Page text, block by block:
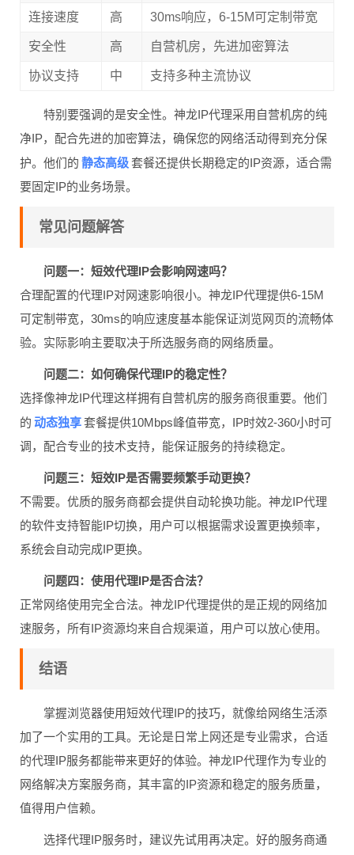
连接速度 高 30ms响应，6-15M可定制带宽
安全性 高 自营机房，先进加密算法
协议支持 中 支持多种主流协议
特别要强调的是安全性。神龙IP代理采用自营机房的纯
净IP，配合先进的加密算法，确保您的网络活动得到充分保
护。他们的 静态高级 套餐还提供长期稳定的IP资源，适合需
要固定IP的业务场景。
常见问题解答
问题一：短效代理IP会影响网速吗？
合理配置的代理IP对网速影响很小。神龙IP代理提供6-15M
可定制带宽，30ms的响应速度基本能保证浏览网页的流畅体
验。实际影响主要取决于所选服务商的网络质量。
问题二：如何确保代理IP的稳定性？
选择像神龙IP代理这样拥有自营机房的服务商很重要。他们
的 动态独享 套餐提供10Mbps峰值带宽，IP时效2-360小时可
调，配合专业的技术支持，能保证服务的持续稳定。
问题三：短效IP是否需要频繁手动更换？
不需要。优质的服务商都会提供自动轮换功能。神龙IP代理
的软件支持智能IP切换，用户可以根据需求设置更换频率，
系统会自动完成IP更换。
问题四：使用代理IP是否合法？
正常网络使用完全合法。神龙IP代理提供的是正规的网络加
速服务，所有IP资源均来自合规渠道，用户可以放心使用。
结语
掌握浏览器使用短效代理IP的技巧，就像给网络生活添
加了一个实用的工具。无论是日常上网还是专业需求，合适
的代理IP服务都能带来更好的体验。神龙IP代理作为专业的
网络解决方案服务商，其丰富的IP资源和稳定的服务质量，
值得用户信赖。
选择代理IP服务时，建议先试用再决定。好的服务商通